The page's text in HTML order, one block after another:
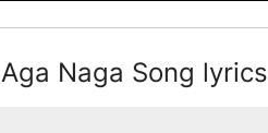
Aga Naga Song lyrics